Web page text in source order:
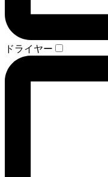
ドライヤー